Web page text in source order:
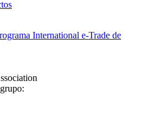
International e-Trade de